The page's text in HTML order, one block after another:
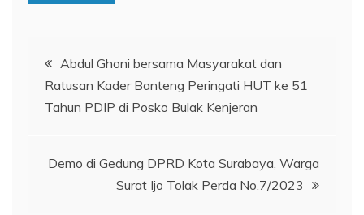
Navigasi
pos
Abdul Ghoni bersama Masyarakat dan
Ratusan Kader Banteng Peringati HUT ke 51
Tahun PDIP di Posko Bulak Kenjeran
Demo di Gedung DPRD Kota Surabaya, Warga
Surat Ijo Tolak Perda No.7/2023